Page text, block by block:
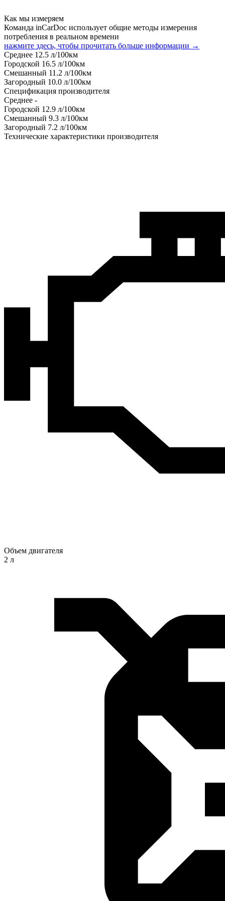
Как мы измеряем
Команда inCarDoc использует общие методы измерения
потребления в реальном времени
нажмите здесь, чтобы прочитать больше информации →
Среднее 12.5 л/100км
Городской 16.5 л/100км
Смешанный 11.2 л/100км
Загородный 10.0 л/100км
Спецификация производителя
Среднее -
Городской 12.9 л/100км
Смешанный 9.3 л/100км
Загородный 7.2 л/100км
Технические характеристики производителя
Объем двигателя
2 л